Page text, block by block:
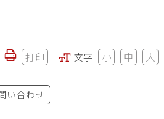
打印 文字 小 中 大
い合わせ